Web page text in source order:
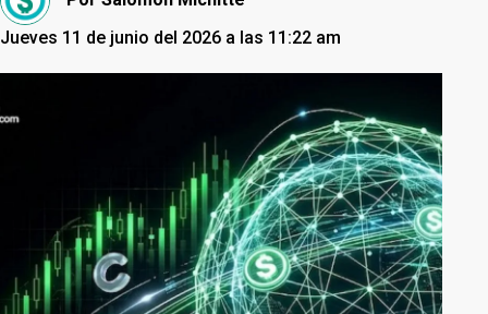
Jueves 11 de junio del 2026 a las 11:22 am